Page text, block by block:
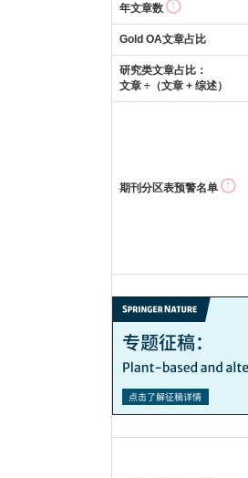
年文章数
Gold OA文章占比
研究类文章占比：
文章 ÷（文章 + 综述）
期刊分区表预警名单